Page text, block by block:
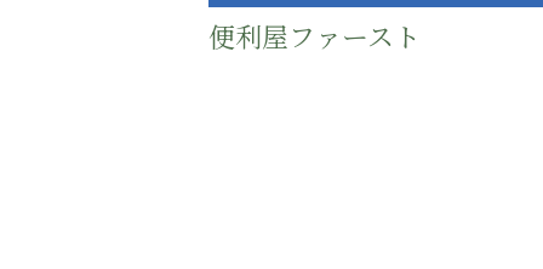
便利屋ファースト